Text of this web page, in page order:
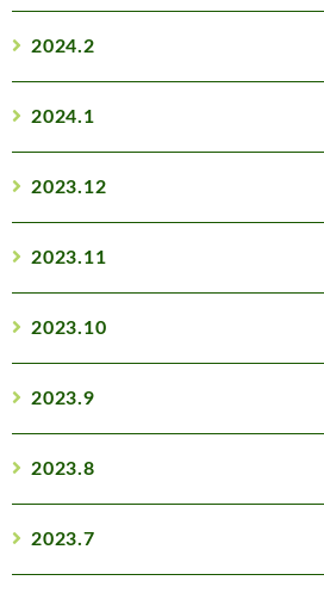
2024.2
2024.1
2023.12
2023.11
2023.10
2023.9
2023.8
2023.7